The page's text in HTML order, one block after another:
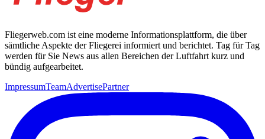
Fliegerweb.com ist eine moderne Informationsplattform, die über
sämtliche Aspekte der Fliegerei informiert und berichtet. Tag für Tag
werden für Sie News aus allen Bereichen der Luftfahrt kurz und
bündig aufgearbeitet.
ImpressumTeamAdvertisePartner